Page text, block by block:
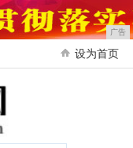
广告
设为首页